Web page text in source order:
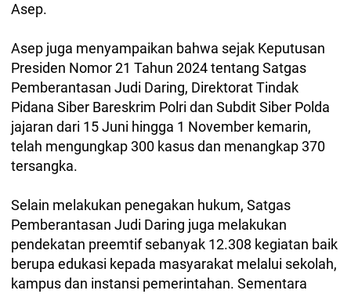
Asep.
Asep juga menyampaikan bahwa sejak Keputusan
Presiden Nomor 21 Tahun 2024 tentang Satgas
Pemberantasan Judi Daring, Direktorat Tindak
Pidana Siber Bareskrim Polri dan Subdit Siber Polda
jajaran dari 15 Juni hingga 1 November kemarin,
telah mengungkap 300 kasus dan menangkap 370
tersangka.
Selain melakukan penegakan hukum, Satgas
Pemberantasan Judi Daring juga melakukan
pendekatan preemtif sebanyak 12.308 kegiatan baik
berupa edukasi kepada masyarakat melalui sekolah,
kampus dan instansi pemerintahan. Sementara